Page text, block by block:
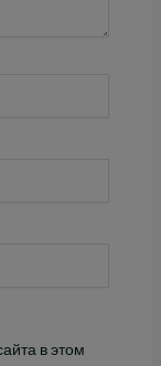
в этом